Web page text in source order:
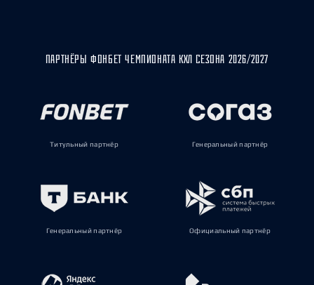
ПАРТНЁРЫ ФОНБЕТ ЧЕМПИОНАТА КХЛ СЕЗОНА 2026/2027
Титульный партнёр Генеральный партнёр
Генеральный партнёр Официальный партнёр